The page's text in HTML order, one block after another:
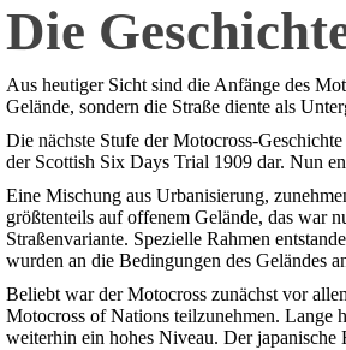
Die
Aus heutiger Sicht sind die Anfänge des
Gelände, sondern die Straße diente als
Die nächste Stufe der Motocross-
der Scottish Six Days Trial 1909 dar. Nun
Eine Mischung aus Urbanisierung,
größtenteils auf offenem Gelände, das war
Straßenvariante. Spezielle Rahmen
wurden an die Bedingungen des Geländes
Beliebt war der Motocross zunächst vor
Motocross of Nations teilzunehmen. Lange
weiterhin ein hohes Niveau. Der